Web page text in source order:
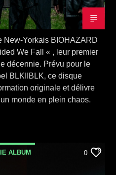
New-Yorkais BIOHAZARD
We Fall « , leur premier
décennie. Prévu pour le
BLKIIBLK, ce disque
originale et délivre
monde en plein chaos.
ALBUM 0